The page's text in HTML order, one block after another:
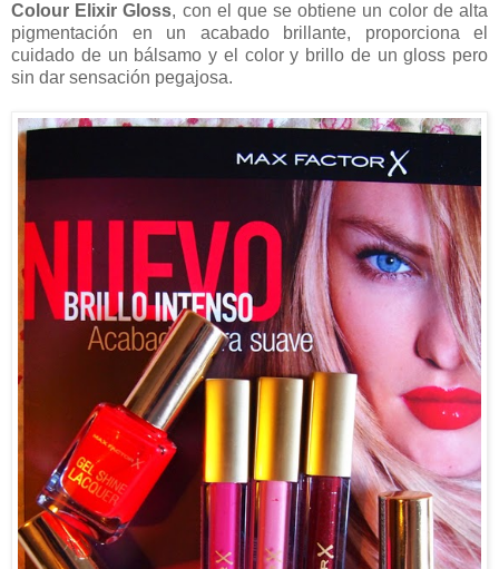
Colour Elixir Gloss, con el que se obtiene un color de alta
pigmentación en un acabado brillante, proporciona el
cuidado de un bálsamo y el color y brillo de un gloss pero
sin dar sensación pegajosa.